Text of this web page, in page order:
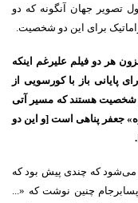
تصویر جهان آنگونه که دو
برای این دو شخصیت.
هر دو فیلم علیرغم اینکه
پایانی باز با کورسویی از
شخصیت هستند که مسیر آتی
جعفر پناهی است [و این دو
می‌شود که چندی پیش بود که
پسابرجام چنین نوشت که «...